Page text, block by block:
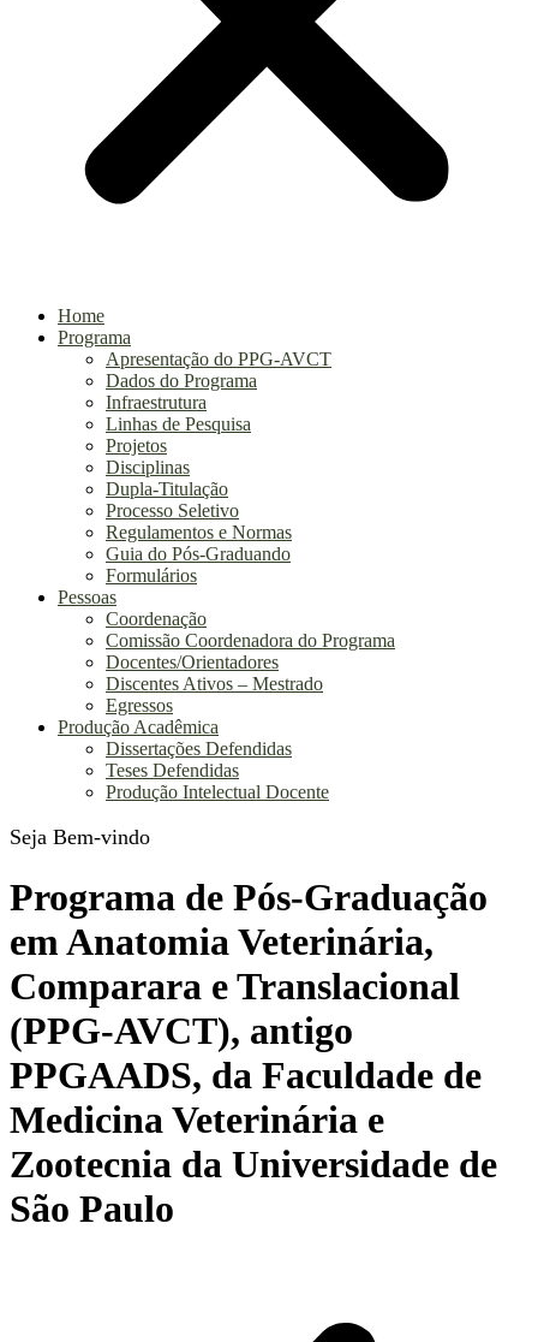
Home
Programa
Apresentação do PPG-AVCT
Dados do Programa
Infraestrutura
Linhas de Pesquisa
Projetos
Disciplinas​
Dupla-Titulação
Processo Seletivo​
Regulamentos e Normas
Guia do Pós-Graduando
Formulários
Pessoas
Coordenação
Comissão Coordenadora do Programa
Docentes/Orientadores
Discentes Ativos – Mestrado
Egressos
Produção Acadêmica
Dissertações Defendidas
Teses Defendidas
Produção Intelectual Docente
Seja Bem-vindo
Programa de Pós-Graduação
em Anatomia Veterinária,
Comparara e Translacional
(PPG-AVCT), antigo
PPGAADS, da Faculdade de
Medicina Veterinária e
Zootecnia da Universidade de
São Paulo